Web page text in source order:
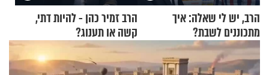
הרב, יש לי שאלה: איך
מתכוננים לשבת?
הרב זמיר כהן - להיות דתי,
קשה או תענוג?